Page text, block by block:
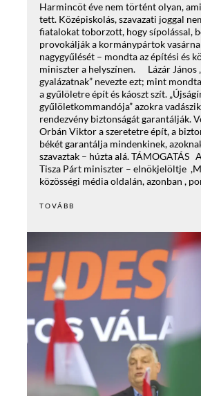
Harmincöt éve nem történt olyan,
tett. Középiskolás, szavazati joggal
fiatalokat toborzott, hogy sípolással,
provokálják a kormánypártok
nagygyűlését – mondta az építési és
miniszter a helyszínen. Lázár János
gyalázatnak” nevezte ezt; mint
a gyűlöletre épít és káoszt szít.
gyűlöletkommandója” azokra
rendezvény biztonságát garantálják.
Orbán Viktor a szeretetre épít, a
békét garantálja mindenkinek,
szavaztak – húzta alá. TÁMOGATÁS
Tisza Párt miniszter – elnökjelöltje
közösségi média oldalán, azonban ,
TOVÁBB